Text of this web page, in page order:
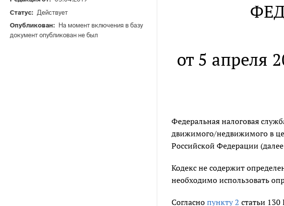
Статус
Действует
Опубликован
На момент включения в базу
документ опубликован не был
от 5 апреля
Федеральная налоговая
движимого/недвижимого в
Российской Федерации
Кодекс не содержит
необходимо использовать
Согласно пункту 2 статьи